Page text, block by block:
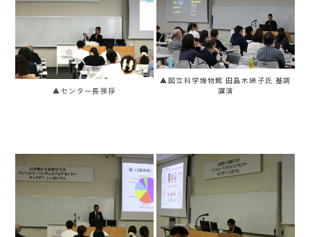
▲センター長挨拶
▲国立科学博物館 田島木綿子氏 基調
講演